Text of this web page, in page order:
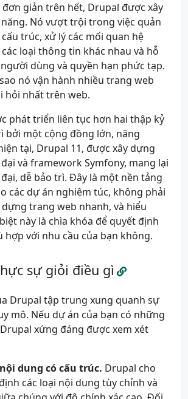
giản trên hết, Drupal được xây
Nó vượt trội trong việc quản
trúc, xử lý các mối quan hệ
loại thông tin khác nhau và hỗ
dùng và quyền hạn phức tạp.
nó vận hành nhiều trang web
hỏi nhất trên web.
phát triển liên tục hơn hai thập kỷ
bởi một cộng đồng lớn, năng
tại, Drupal 11, được xây dựng
và framework Symfony, mang lại
dễ bảo trì. Đây là một nền tảng
các dự án nghiêm túc, không phải
dựng trang web nhanh, và hiểu
này là chìa khóa để quyết định
hợp với nhu cầu của bạn không.
sự giỏi điều gì
Drupal tập trung xung quanh sự
mô. Nếu dự án của bạn có những
xứng đáng được xem xét
dung có cấu trúc. Drupal cho
các loại nội dung tùy chỉnh và